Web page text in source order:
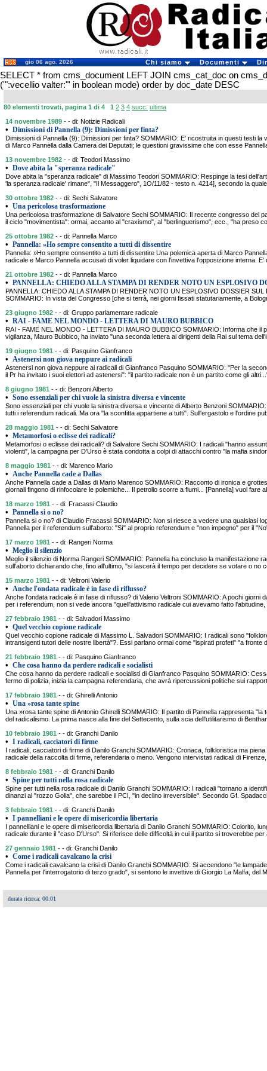
gio 06 ago. 2026 Chi siamo Documenti
SELECT * from cms_document LEFT JOIN cms_cat_doc on
('":vecellio valter:"' in boolean mode) order by doc_date DESC
80 elementi trovati, pagina 1 di 4 1 2 3 4 succ. ultima
14 novembre 1989 - - di: Notizie Radicali
• Dimissioni di Pannella (9): Dimissioni per finta?
Dimissioni di Pannella (9): Dimissioni per finta? SOMMARIO: E' ricostruita in questi testi la
di Marco Pannella dalla Camera dei Deputati; le questioni gravissime che con esse
13 novembre 1982 - - di: Teodori Massimo
• Dove abita la "speranza radicale"
Dove abita la "speranza radicale" di Massimo Teodori SOMMARIO: Respinge la tesi
'la speranza radicale' rimane", "Il Messaggero", 1O/11/82 - testo n. 4214], secondo la
30 ottobre 1982 - - di: Sechi Salvatore
• Una pericolosa trasformazione
Una pericolosa trasformazione di Salvatore Sechi SOMMARIO: Il recente congresso del
il ciclo "movimentista": ormai, accanto al "craxismo", al "berlinguerismo", ecc., "ha preso
25 ottobre 1982 - - di: Pannella Marco
• Pannella: »Ho sempre consentito a tutti di dissentire
Pannella: »Ho sempre consentito a tutti di dissentire Una polemica aperta di Marco
radicale e Marco Pannella accusati di voler liquidare con l'invettiva l'opposizione interna. E'
21 ottobre 1982 - - di: Pannella Marco
• PANNELLA: CHIEDO ALLA STAMPA DI RENDER NOTO UN ESPLOSIVO
PANNELLA: CHIEDO ALLA STAMPA DI RENDER NOTO UN ESPLOSIVO DOSSIER
SOMMARIO: In vista del Congresso [che si terrà, nei giorni fissati statutariamente, a
23 giugno 1982 - - di: Gruppo parlamentare radicale
• RAI - FAME NEL MONDO - LETTERA DI MAURO BUBBICO
RAI - FAME NEL MONDO - LETTERA DI MAURO BUBBICO SOMMARIO: Informa che il
vigilanza, Mauro Bubbico, ha inviato "una seconda lettera ai dirigenti della Rai sul tema
19 giugno 1981 - - di: Pasquino Gianfranco
• Astenersi non giova neppure ai radicali
Astenersi non giova neppure ai radicali di Gianfranco Pasquino SOMMARIO: "Per la
il Pr ha invitato i suoi elettori ad astenersi": "il partito radicale non è un partito come gli
8 giugno 1981 - - di: Benzoni Alberto
• Sono essenziali per chi vuole la sinistra diversa e vincente
Sono essenziali per chi vuole la sinistra diversa e vincente di Alberto Benzoni
tutti i referendum radicali. Ma ora "la sconfitta appartiene a tutti". Sull'ergastolo e l'ordine
28 maggio 1981 - - di: Sechi Salvatore
• Metamorfosi o eclisse dei radicali?
Metamorfosi o eclisse dei radicali? di Salvatore Sechi SOMMARIO: I radicali "hanno
violenti", la campagna per D'Urso è stata condotta a colpi di attacchi contro "la mafia
8 maggio 1981 - - di: Marenco Mario
• Anche Pannella cade a Dallas
Anche Pannella cade a Dallas di Mario Marenco SOMMARIO: Racconto di ironica e
giornali fingono di rinfocolare le polemiche... Il petrolio scorre a fiumi... [Pannella] vuol fare
18 marzo 1981 - - di: Fracassi Claudio
• Pannella si o no?
Pannella si o no? di Claudio Fracassi SOMMARIO: Non si riesce a vedere una qualsiasi
Pannella per il referendum sull'aborto: "Sì" al proprio referendum e "non impegno" per il
17 marzo 1981 - - di: Rangeri Norma
• Meglio il silenzio
Meglio il silenzio di Norma Rangeri SOMMARIO: Pannella ha concluso la manifestazione
sull'aborto dichiarando che, fino all'ultimo, "si lascerà il tempo per decidere se votare o no
15 marzo 1981 - - di: Veltroni Valerio
• Anche l'ondata radicale è in fase di riflusso?
Anche l'ondata radicale è in fase di riflusso? di Valerio Veltroni SOMMARIO: A pochi giorni
per i referendum, non si vede ancora "quell'attivismo radicale cui avevamo fatto l'abitudine,
27 febbraio 1981 - - di: Salvadori Massimo
• Quel vecchio copione radicale
Quel vecchio copione radicale di Massimo L. Salvadori SOMMARIO: I radicali sono
intransigenti tutori delle nostre libertà"?. Essi parlano ormai come "ispirati profeti" "a fronte
21 febbraio 1981 - - di: Pasquino Gianfranco
• Che cosa hanno da perdere radicali e socialisti
Che cosa hanno da perdere radicali e socialisti di Gianfranco Pasquino SOMMARIO:
fermo di polizia, inizia la campagna referendaria, che avrà ripercussioni politiche sui
17 febbraio 1981 - - di: Ghirelli Antonio
• Una »rosa tante spine
Una »rosa tante spine di Antonio Ghirelli SOMMARIO: Il partito di Pannella rappresenta
del radicalismo. La prima nasce alla fine del Settecento, sulla scia dell'utilitarismo di
10 febbraio 1981 - - di: Granchi Danilo
• I radicali, cacciatori di firme
I radicali, cacciatori di firme di Danilo Granchi SOMMARIO: Cronaca, folkloristica ma
radicale della raccolta di firme, referendaria o meno. Vengono intervistati radicali di
8 febbraio 1981 - - di: Granchi Danilo
• Spine per tutti nella rosa radicale
Spine per tutti nella rosa radicale di Danilo Granchi SOMMARIO: I radicali "tornano a
dinanzi al "rozzo Golia", che sarebbe il PCI, "in declino irreversibile". Secondo Gf.
3 febbraio 1981 - - di: Granchi Danilo
• I pannelliani e le opere di misericordia libertaria
I pannelliani e le opere di misericordia libertaria di Danilo Granchi SOMMARIO: Colorito,
radicale durante il "caso D'Urso". Si riferisce delle difficoltà in cui il partito si troverebbe
27 gennaio 1981 - - di: Granchi Danilo
• Come i radicali cavalcano la crisi
Come i radicali cavalcano la crisi di Danilo Granchi SOMMARIO: Si accendono "le
Pannella per l'interrogatorio di terzo grado", si sentono le invettive di Giorgio La Malfa, del
durata ricerca: 00:01